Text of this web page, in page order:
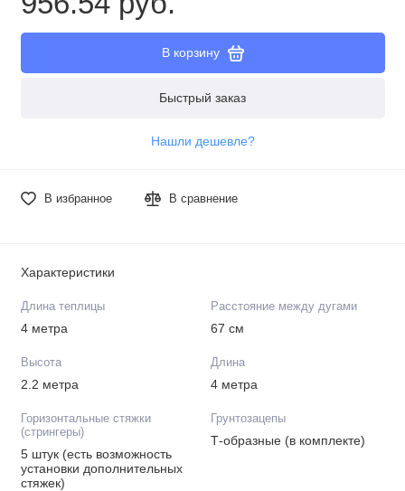
В корзину
Быстрый заказ
Нашли дешевле?
В избранное В сравнение
Характеристики
Длина теплицы
4 метра
Расстояние между дугами
67 см
Высота
2.2 метра
Длина
4 метра
Горизонтальные стяжки
(стрингеры)
5 штук (есть возможность
установки дополнительных
стяжек)
Грунтозацепы
Т-образные (в комплекте)